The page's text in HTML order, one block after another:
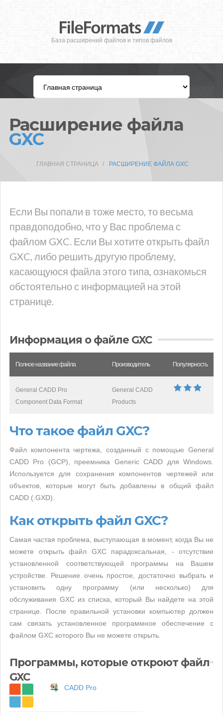
База расширений файлов и типов файлов
Расширение файла
GXC
ГЛАВНАЯ СТРАНИЦА РАСШИРЕНИЕ ФАЙЛА GXC
Если Вы попали в тоже место, то весьма
правдоподобно, что у Вас проблема с
файлом GXC. Если Вы хотите открыть файл
GXC, либо решить другую проблему,
касающуюся файла этого типа, ознакомься
обстоятельно с информацией на этой
странице.
Информация о файле GXC
Полное название файла Производитель Популярность
General CADD Pro
Component Data Format
General CADD
Products
Что такое файл GXC?
Файл компонента чертежа, созданный с помощью General
CADD Pro (GCP), преемника Generic CADD для Windows.
Используется для сохранения компонентов чертежей или
объектов, которые могут быть добавлены в общий файл
CADD (.GXD).
Как открыть файл GXC?
Самая частая проблема, выступающая в момент, когда Вы не
можете открыть файл GXC парадоксальная, - отсутствие
установленной соответствующей программы на Вашем
устройстве. Решение очень простое, достаточно выбрать и
установить одну программу (или несколько) для
обслуживания GXC из списка, который Вы найдете на этой
странице. После правильной установки компьютер должен
сам связать установленное программное обеспечение с
файлом GXC которого Вы не можете открыть.
Программы, которые откроют файл
GXC
CADD Pro